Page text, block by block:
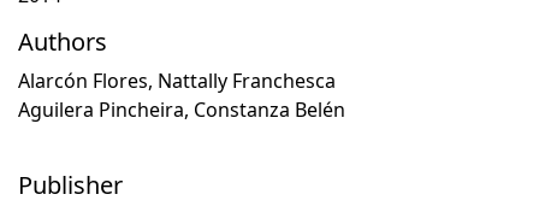
Authors
Alarcón Flores, Nattally Franchesca
Aguilera Pincheira, Constanza Belén
Publisher